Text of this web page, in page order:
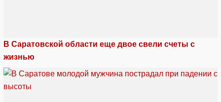
В Саратовской области еще двое свели счеты с
жизнью